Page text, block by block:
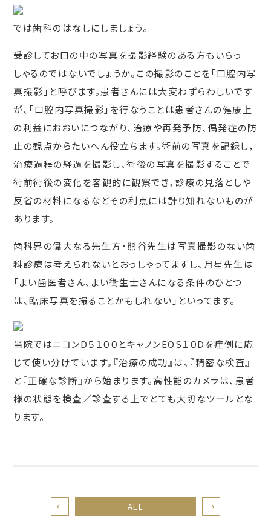
では歯科のはなしにしましょう。
受診してお口の中の写真を撮影経験のある方もいらっ
しゃるのではないでしょうか。この撮影のことを「口腔内写
真撮影」と呼びます。患者さんには大変わずらわしいです
が、「口腔内写真撮影」を行なうことは患者さんの健康上
の利益におおいにつながり、治療や再発予防、偶発症の防
止の観点からたいへん役立ちます。術前の写真を記録し，
治療過程の経過を撮影し、術後の写真を撮影することで
術前術後の変化を客観的に観察でき，診療の見落としや
反省の材料になるなどその利点には計り知れないものが
あります。
歯科界の偉大なる先生方・熊谷先生は写真撮影のない歯
科診療は考えられないとおっしゃってますし、月星先生は
「よい歯医者さん、よい衛生士さんになる条件のひとつ
は、臨床写真を撮ることかもしれない」といってます。
当院ではニコンD５１００とキャノンEOS１０Dを症例に応
じて使い分けています。『治療の成功』は、『精密な検査』
と『正確な診断』から始まります。高性能のカメラは、患者
様の状態を検査／診査する上でとても大切なツールとな
ります。
ALL